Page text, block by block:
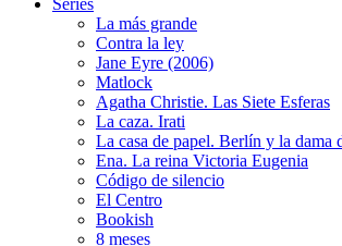
Series
La más grande
Contra la ley
Jane Eyre (2006)
Matlock
Agatha Christie. Las Siete Esferas
La caza. Irati
La casa de papel. Berlín y la dama
Ena. La reina Victoria Eugenia
Código de silencio
El Centro
Bookish
8 meses